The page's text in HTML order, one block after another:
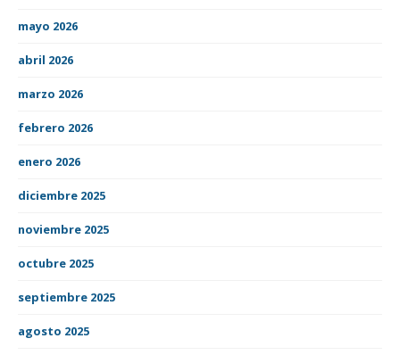
mayo 2026
abril 2026
marzo 2026
febrero 2026
enero 2026
diciembre 2025
noviembre 2025
octubre 2025
septiembre 2025
agosto 2025